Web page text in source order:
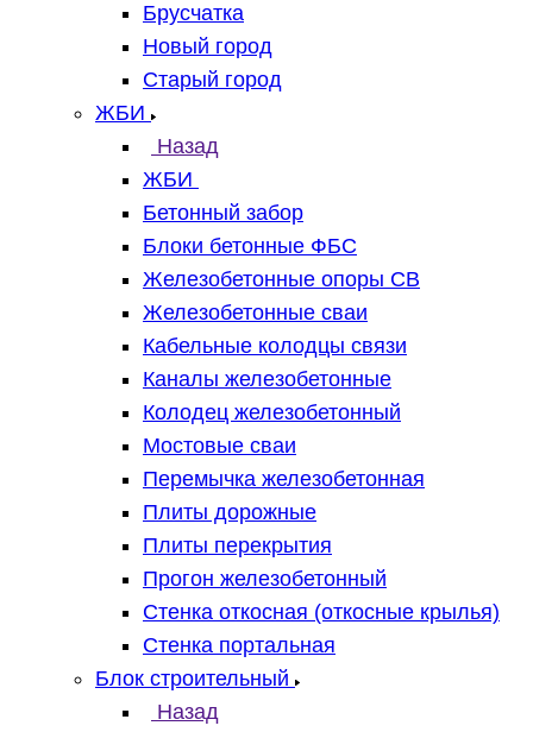
Брусчатка
Новый город
Старый город
ЖБИ
Назад
ЖБИ
Бетонный забор
Блоки бетонные ФБС
Железобетонные опоры СВ
Железобетонные сваи
Кабельные колодцы связи
Каналы железобетонные
Колодец железобетонный
Мостовые сваи
Перемычка железобетонная
Плиты дорожные
Плиты перекрытия
Прогон железобетонный
Стенка откосная (откосные крылья)
Стенка портальная
Блок строительный
Назад